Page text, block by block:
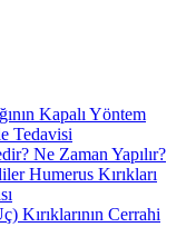
Kapalı Yöntem
Tedavisi
Ne Zaman Yapılır?
Humerus Kırıkları
Kırıklarının Cerrahi